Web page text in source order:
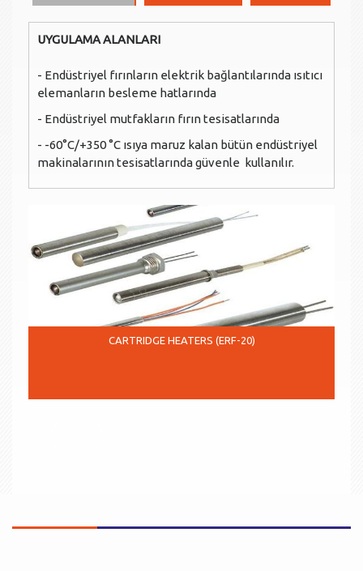
UYGULAMA ALANLARI
- Endüstriyel fırınların elektrik bağlantılarında ısıtıcı
elemanların besleme hatlarında
- Endüstriyel mutfakların fırın tesisatlarında
- -60°C/+350 °C ısıya maruz kalan bütün endüstriyel
makinalarının tesisatlarında güvenle kullanılır.
CARTRIDGE HEATERS (ERF-20)